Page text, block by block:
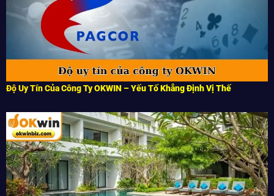
Độ Uy Tín Của Công Ty OKWIN – Yếu Tố Khẳng Định Vị Thế